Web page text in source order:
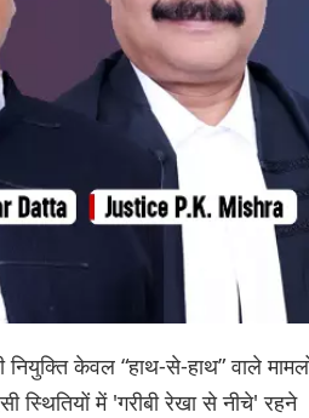
केवल “हाथ-से-हाथ” वाले
स्थितियों में 'गरीबी रेखा से नीचे' रहने